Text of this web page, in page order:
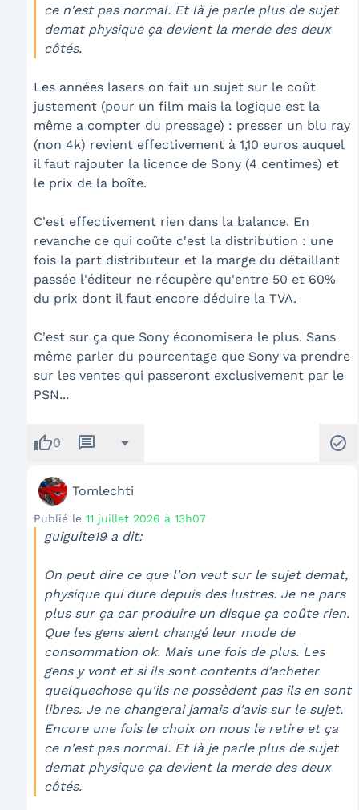
ce n'est pas normal. Et là je parle plus de sujet
demat physique ça devient la merde des deux
côtés.
Les années lasers on fait un sujet sur le coût
justement (pour un film mais la logique est la
même a compter du pressage) : presser un blu ray
(non 4k) revient effectivement à 1,10 euros auquel
il faut rajouter la licence de Sony (4 centimes) et
le prix de la boîte.
C'est effectivement rien dans la balance. En
revanche ce qui coûte c'est la distribution : une
fois la part distributeur et la marge du détaillant
passée l'éditeur ne récupère qu'entre 50 et 60%
du prix dont il faut encore déduire la TVA.
C'est sur ça que Sony économisera le plus. Sans
même parler du pourcentage que Sony va prendre
sur les ventes qui passeront exclusivement par le
PSN...
thumb_up0 message arrow_drop_down check_circle
Tomlechti
Publié le 11 juillet 2026 à 13h07
guiguite19 a dit:
On peut dire ce que l'on veut sur le sujet demat,
physique qui dure depuis des lustres. Je ne pars
plus sur ça car produire un disque ça coûte rien.
Que les gens aient changé leur mode de
consommation ok. Mais une fois de plus. Les
gens y vont et si ils sont contents d'acheter
quelquechose qu'ils ne possèdent pas ils en sont
libres. Je ne changerai jamais d'avis sur le sujet.
Encore une fois le choix on nous le retire et ça
ce n'est pas normal. Et là je parle plus de sujet
demat physique ça devient la merde des deux
côtés.